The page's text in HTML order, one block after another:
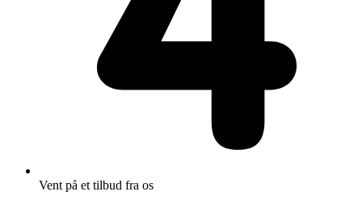
Vent på et tilbud fra os